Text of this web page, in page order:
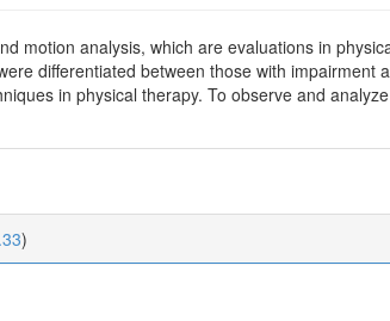
motion analysis, which are evaluations in
differentiated between those with impairment
in physical therapy. To observe and
)